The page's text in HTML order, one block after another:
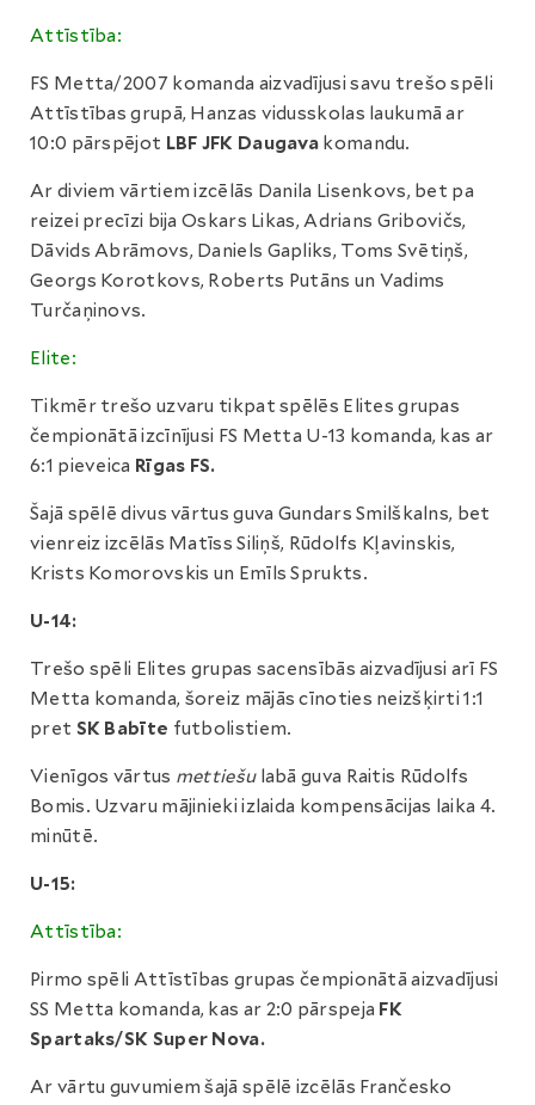
Attīstība:
FS Metta/2007 komanda aizvadījusi savu trešo spēli
Attīstības grupā, Hanzas vidusskolas laukumā ar
10:0 pārspējot LBF JFK Daugava komandu.
Ar diviem vārtiem izcēlās Danila Lisenkovs, bet pa
reizei precīzi bija Oskars Likas, Adrians Gribovičs,
Dāvids Abrāmovs, Daniels Gapliks, Toms Svētiņš,
Georgs Korotkovs, Roberts Putāns un Vadims
Turčaņinovs.
Elite:
Tikmēr trešo uzvaru tikpat spēlēs Elites grupas
čempionātā izcīnījusi FS Metta U-13 komanda, kas ar
6:1 pieveica Rīgas FS.
Šajā spēlē divus vārtus guva Gundars Smilškalns, bet
vienreiz izcēlās Matīss Siliņš, Rūdolfs Kļavinskis,
Krists Komorovskis un Emīls Sprukts.
U-14:
Trešo spēli Elites grupas sacensībās aizvadījusi arī FS
Metta komanda, šoreiz mājās cīnoties neizšķirti 1:1
pret SK Babīte futbolistiem.
Vienīgos vārtus mettiešulabā guva Raitis Rūdolfs
Bomis. Uzvaru mājinieki izlaida kompensācijas laika 4.
minūtē.
U-15:
Attīstība:
Pirmo spēli Attīstības grupas čempionātā aizvadījusi
SS Metta komanda, kas ar 2:0 pārspeja FK
Spartaks/SK Super Nova.
Ar vārtu guvumiem šajā spēlē izcēlās Frančesko